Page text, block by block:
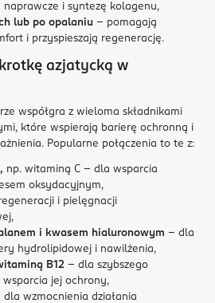
naprawcze i syntezę kolagenu,
lub po opalaniu – pomagają
i przyspieszają regenerację.
azjatycką w
współgra z wieloma składnikami
które wspierają barierę ochronną i
Popularne połączenia to te z:
np. witaminą C – dla wsparcia
oksydacyjnym,
i pielęgnacji
i kwasem hialuronowym – dla
hydrolipidowej i nawilżenia,
B12 – dla szybszego
jej ochrony,
dla wzmocnienia działania